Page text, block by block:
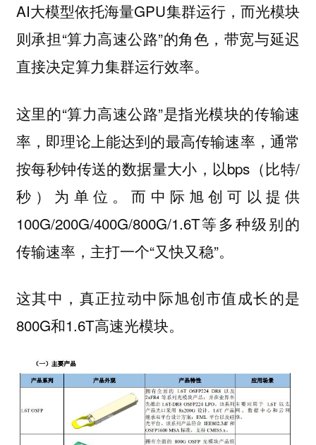
AI大模型依托海量GPU集群运行，而光模块
则承担“算力高速公路”的角色，带宽与延迟
直接决定算力集群运行效率。
这里的“算力高速公路”是指光模块的传输速
率，即理论上能达到的最高传输速率，通常
按每秒钟传送的数据量大小，以bps（比特/
秒）为单位。而中际旭创可以提供
100G/200G/400G/800G/1.6T等多种级别的
传输速率，主打一个“又快又稳”。
这其中，真正拉动中际旭创市值成长的是
800G和1.6T高速光模块。